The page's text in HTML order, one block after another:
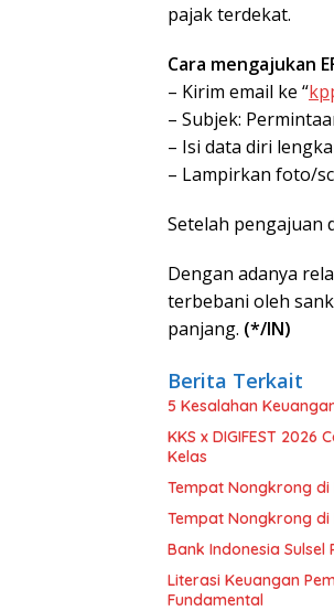
pajak terdekat.
Cara mengajukan
– Kirim email ke “
– Subjek:
– Isi data diri
– Lampirkan foto/
Setelah pengajuan
Dengan adanya
terbebani oleh
panjang. (*/IN)
Berita Terkait
5 Kesalahan
KKS x DIGIFEST 2026
Kelas
Tempat Nongkrong di
Tempat Nongkrong
Bank Indonesia
Literasi Keuangan
Fundamental